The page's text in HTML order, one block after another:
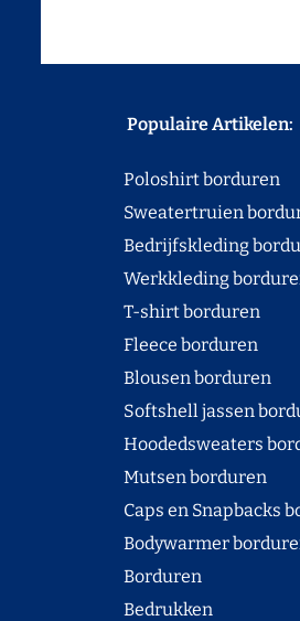
Populaire Artikelen:
Poloshirt
Sweatertruien
Bedrijfskleding
Werkkleding
T-shirt borduren
Fleece borduren
Blousen borduren
Softshell jassen
Hoodedsweaters
Mutsen
Caps en Snapbacks
Bodywarmer
Borduren
Bedrukken